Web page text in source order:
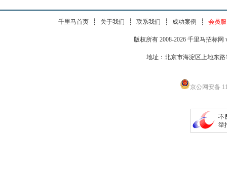
千里马首页 ┊ 关于我们 ┊ 联系我们 ┊ 成功案例 ┊ 会员
版权所有 2008-2026 千里马招标网
地址：北京市海淀区上地东
京公网安备